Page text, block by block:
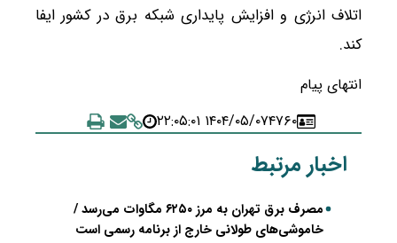
اتلاف انرژی و افزایش پایداری شبکه برق در کشور ایفا
کند.
انتهای پیام
۴۷۶۰۱۴۰۴/۰۵/۰۷ ۲۲:۰۵:۰۱
اخبار مرتبط
مصرف برق تهران به مرز ۶۲۵۰ مگاوات می‌رسد /
خاموشی‌های طولانی خارج از برنامه رسمی است